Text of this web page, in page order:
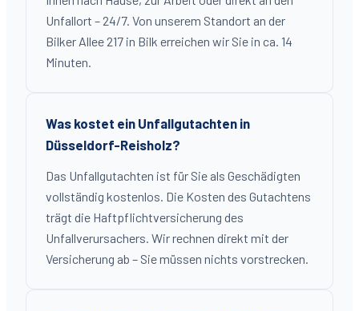
Unfallort – 24/7. Von unserem Standort an der
Bilker Allee 217 in Bilk erreichen wir Sie in ca. 14
Minuten.
Was kostet ein Unfallgutachten in
Düsseldorf-Reisholz?
Das Unfallgutachten ist für Sie als Geschädigten
vollständig kostenlos. Die Kosten des Gutachtens
trägt die Haftpflichtversicherung des
Unfallverursachers. Wir rechnen direkt mit der
Versicherung ab – Sie müssen nichts vorstrecken.